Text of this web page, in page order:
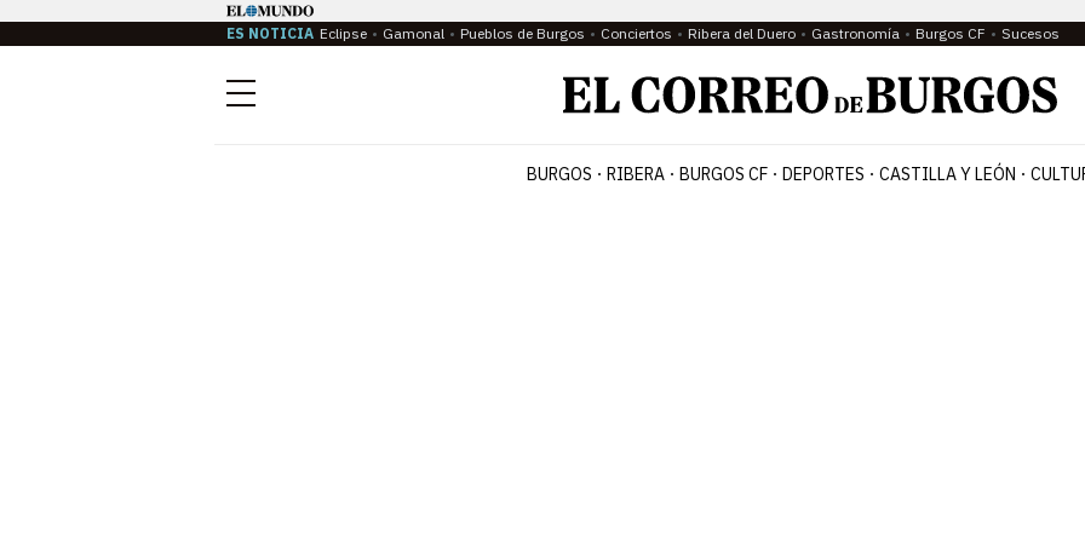
ES NOTICIA Eclipse Gamonal Pueblos de Burgos Conciertos Ribera del Duero Gastronomía Burgos CF Sucesos
Menú
BURGOS RIBERA BURGOS CF DEPORTES CASTILLA Y LEÓN